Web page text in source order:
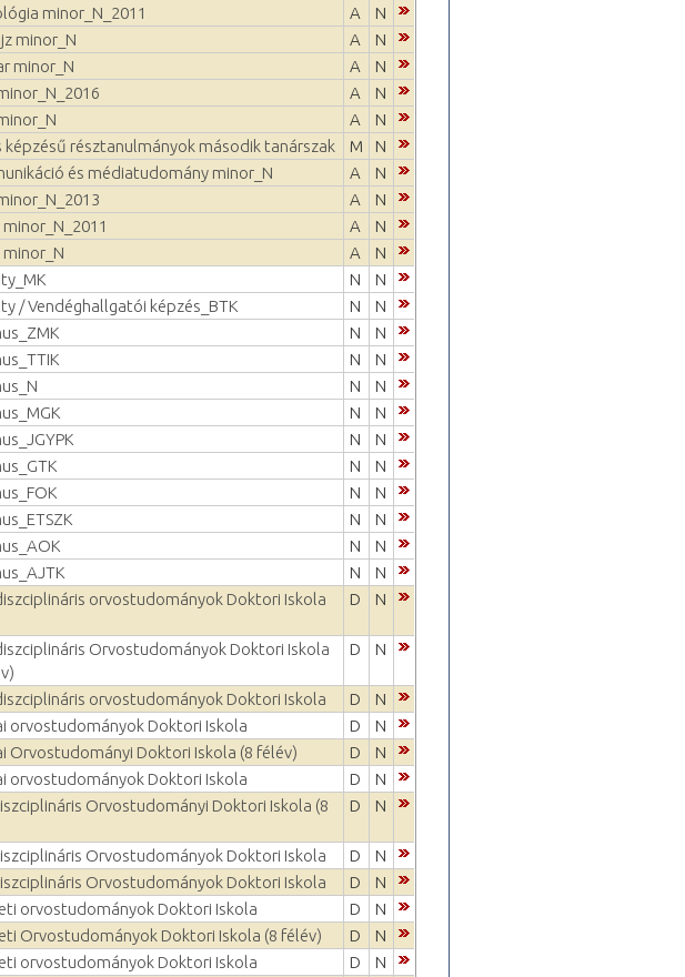
minor_N_2011
A
N
minor_N
A
N
minor_N
A
N
A
N
A
N
képzésű résztanulmányok második tanárszak
M
N
és médiatudomány minor_N
A
N
A
N
A
N
A
N
N
N
/ Vendéghallgatói képzés_BTK
N
N
N
N
N
N
N
N
N
N
N
N
N
N
N
N
N
N
N
N
N
N
orvostudományok Doktori Iskola D N
Orvostudományok Doktori Iskola
D N
orvostudományok Doktori Iskola D
N
orvostudományok Doktori Iskola D
N
Orvostudományi Doktori Iskola (8 félév) D
N
orvostudományok Doktori Iskola D
N
Orvostudományi Doktori Iskola (8
D N
Orvostudományok Doktori Iskola D
N
Orvostudományok Doktori Iskola D
N
orvostudományok Doktori Iskola D
N
Orvostudományok Doktori Iskola (8 félév) D
N
orvostudományok Doktori Iskola D
N